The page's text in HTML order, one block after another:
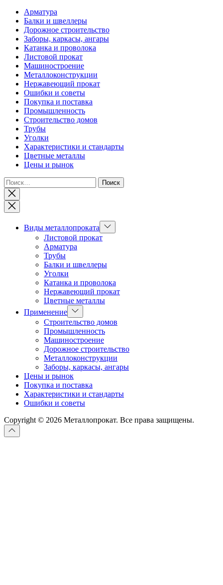
Арматура
Балки и швеллеры
Дорожное строительство
Заборы, каркасы, ангары
Катанка и проволока
Листовой прокат
Машиностроение
Металлоконструкции
Нержавеющий прокат
Ошибки и советы
Покупка и поставка
Промышленность
Строительство домов
Трубы
Уголки
Характеристики и стандарты
Цветные металлы
Цены и рынок
Найти:
Закрыть
Виды металлопроката
Показывать
подменю
Листовой прокат
Арматура
Трубы
Балки и швеллеры
Уголки
Катанка и проволока
Нержавеющий прокат
Цветные металлы
Применение Показывать
подменю
Строительство домов
Промышленность
Машиностроение
Дорожное строительство
Металлоконструкции
Заборы, каркасы, ангары
Цены и рынок
Покупка и поставка
Характеристики и стандарты
Ошибки и советы
Copyright © 2026 Металлопрокат. Все права защищены.